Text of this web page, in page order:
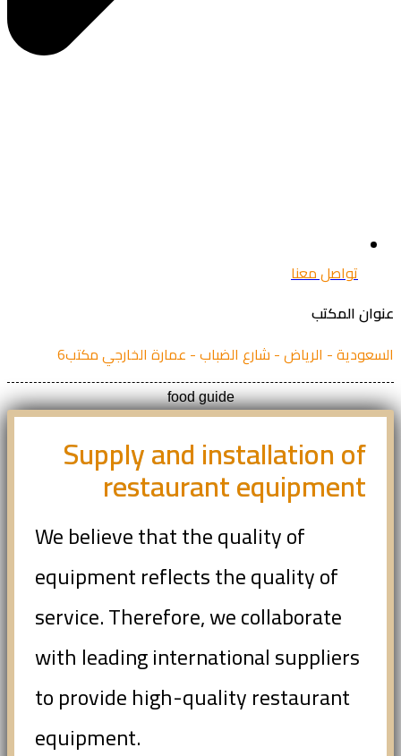
تواصل معنا
عنوان المكتب
السعودية - الرياض - شارع الضباب - عمارة الخارجي مكتب6
food guide
Supply and installation of
restaurant equipment
We believe that the quality of
equipment reflects the quality of
service. Therefore, we collaborate
with leading international suppliers
to provide high-quality restaurant
equipment.